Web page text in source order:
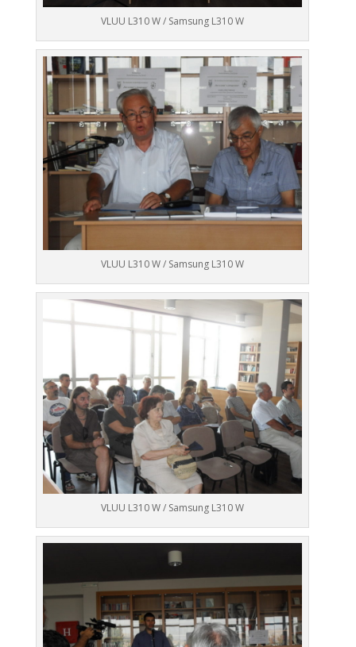
VLUU L310 W / Samsung L310 W
VLUU L310 W / Samsung L310 W
VLUU L310 W / Samsung L310 W